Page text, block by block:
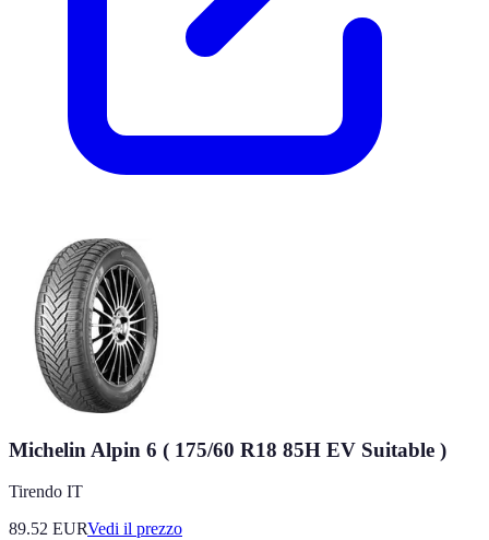
Michelin Alpin 6 ( 175/60 R18 85H EV Suitable )
Tirendo IT
89.52 EURVedi il prezzo